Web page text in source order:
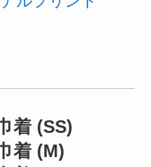
着 (SS)
着 (M)